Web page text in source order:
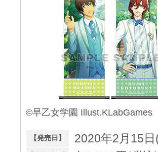
©早乙女学園 Illust.KLabGames
【発売日】 2020年2月15日